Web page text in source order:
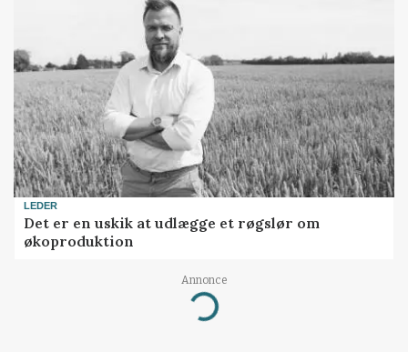
LEDER
Det er en uskik at udlægge et røgslør om
økoproduktion
Annonce
Loading...